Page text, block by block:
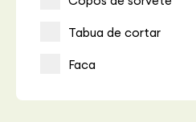
Tabua de cortar
Faca